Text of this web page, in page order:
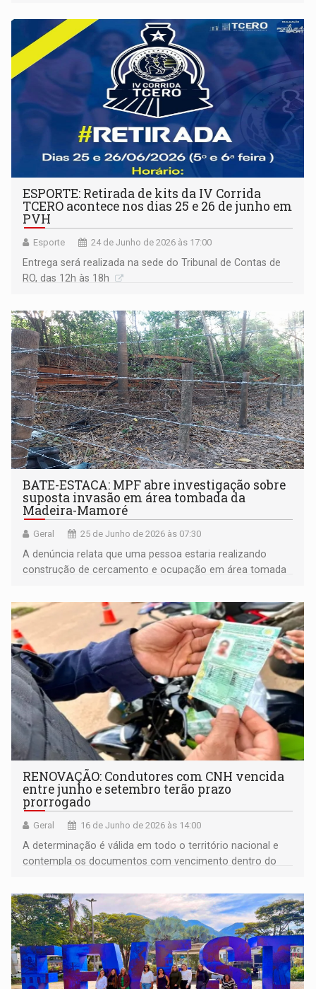
ESPORTE: Retirada de kits da IV Corrida
TCERO acontece nos dias 25 e 26 de junho em
PVH
Esporte 24 de Junho de 2026 às 17:00
Entrega será realizada na sede do Tribunal de Contas de
RO, das 12h às 18h
BATE-ESTACA: MPF abre investigação sobre
suposta invasão em área tombada da
Madeira-Mamoré
Geral 25 de Junho de 2026 às 07:30
A denúncia relata que uma pessoa estaria realizando
construção de cercamento e ocupação em área tomada
RENOVAÇÃO: Condutores com CNH vencida
entre junho e setembro terão prazo
prorrogado
Geral 16 de Junho de 2026 às 14:00
A determinação é válida em todo o território nacional e
contempla os documentos com vencimento dentro do